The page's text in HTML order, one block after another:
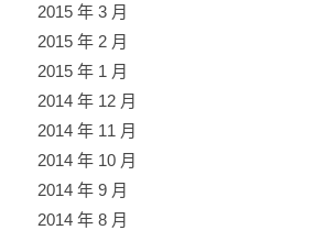
2015 年 3 月
2015 年 2 月
2015 年 1 月
2014 年 12 月
2014 年 11 月
2014 年 10 月
2014 年 9 月
2014 年 8 月